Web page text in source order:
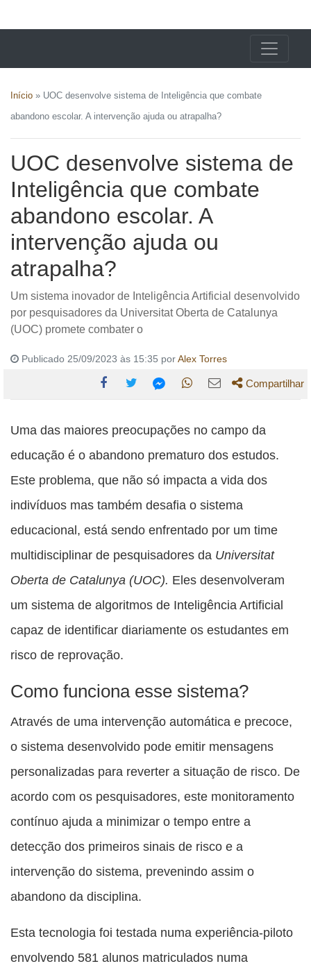
Início » UOC desenvolve sistema de Inteligência que combate
abandono escolar. A intervenção ajuda ou atrapalha?
UOC desenvolve sistema de
Inteligência que combate
abandono escolar. A
intervenção ajuda ou
atrapalha?
Um sistema inovador de Inteligência Artificial desenvolvido
por pesquisadores da Universitat Oberta de Catalunya
(UOC) promete combater o
Publicado 25/09/2023 às 15:35 porAlex Torres
esta
publicação
Facebook
esta
publicação
esta
publicação
esta
publicação
esta
publicação
Compartilhar
Uma das maiores preocupações no campo da
educação é o abandono prematuro dos estudos.
Este problema, que não só impacta a vida dos
indivíduos mas também desafia o sistema
educacional, está sendo enfrentado por um time
multidisciplinar de pesquisadores da Universitat
Oberta de Catalunya (UOC). Eles desenvolveram
um sistema de algoritmos de Inteligência Artificial
capaz de identificar diariamente os estudantes em
risco de reprovação.
Como funciona esse sistema?
Através de uma intervenção automática e precoce,
o sistema desenvolvido pode emitir mensagens
personalizadas para reverter a situação de risco. De
acordo com os pesquisadores, este monitoramento
contínuo ajuda a minimizar o tempo entre a
detecção dos primeiros sinais de risco e a
intervenção do sistema, prevenindo assim o
abandono da disciplina.
Esta tecnologia foi testada numa experiência-piloto
envolvendo 581 alunos matriculados numa